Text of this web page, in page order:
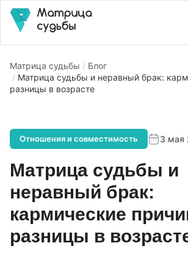
Матрица судьбы
Блог
Матрица судьбы и неравный брак:
разницы в возрасте
Отношения и совместимость 3 мая
Матрица судьбы и
неравный брак:
кармические
разницы в